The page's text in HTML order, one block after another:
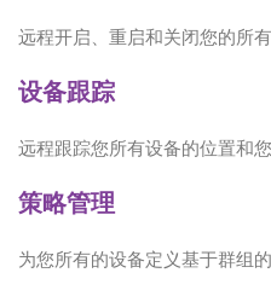
远程开启、重启和关闭您的所有
设备跟踪
远程跟踪您所有设备的位置和您
策略管理
为您所有的设备定义基于群组的